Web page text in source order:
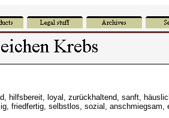
hilfsbereit, loyal, zurückhaltend, sanft,
friedfertig, selbstlos, sozial,